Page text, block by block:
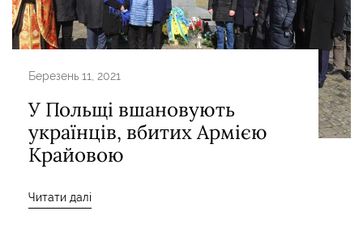
Березень 11, 2021
У Польщі вшановують
українців, вбитих Армією
Крайовою
Читати далі